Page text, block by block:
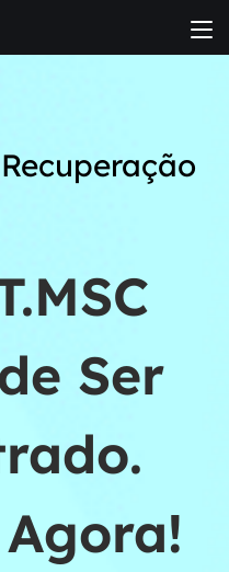
Recuperação
Ser